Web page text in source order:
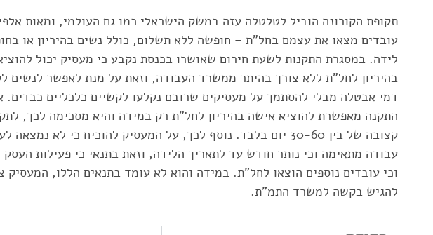
תקופת הקורונה הוביל לטלטלה עזה במשק הישראלי כמו גם העולמי, ומאות
עובדים מצאו את עצמם בחל"ת – חופשה ללא תשלום, כולל נשים בהיריון או
לידה. במסגרת התקנות לשעת חירום שאושרו בכנסת נקבע כי מעסיק יכול
בהיריון לחל"ת ללא צורך בהיתר ממשרד העבודה, וזאת על מנת לאפשר לנשים
דמי אבטלה מבלי להסתמך על מעסיקים שרובם נקלעו לקשיים כלכליים כבדים.
התקנה מאפשרת להוציא אישה בהיריון לחל"ת רק במידה והיא מסכימה לכך,
קצובה של בין 30-60 יום בלבד. נוסף לכך, על המעסיק להוכיח כי לא נמצאה
עבודה מתאימה וכי נותר חודש עד לתאריך הלידה, וזאת בתנאי כי פעילות העסק
וכי עובדים נוספים הוצאו לחל"ת. במידה והוא לא עומד בתנאים הללו, המעסיק
להגיש בקשה למשרד התמ"ת.